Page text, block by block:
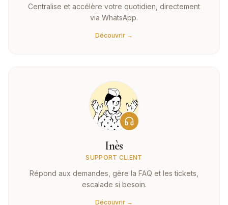
Centralise et accélère votre quotidien, directement
via WhatsApp.
Découvrir →
Inès
SUPPORT CLIENT
Répond aux demandes, gère la FAQ et les tickets,
escalade si besoin.
Découvrir →